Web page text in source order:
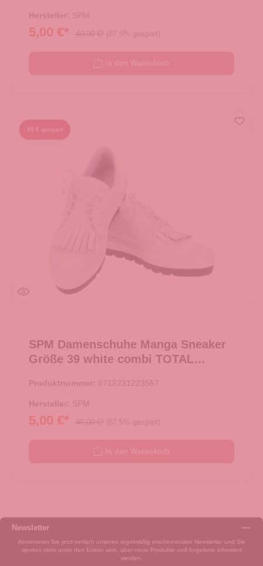
Hersteller: SPM
5,00 €* 40,00 €* (87.5% gespart)
35 € gespart
SPM Damenschuhe Manga Sneaker
Größe 39 white combi TOTAL
Produktnummer: 8718231223557
Hersteller: SPM
5,00 €* 40,00 €* (87.5% gespart)
Newsletter
Abonnieren Sie jetzt einfach unseren regelmäßig erscheinenden Newsletter und Sie
werden stets unter den Ersten sein, über neue Produkte und Angebote informiert
werden.